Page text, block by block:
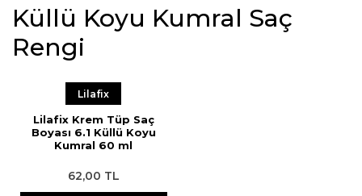
Küllü Koyu Kumral Saç
Rengi
Lilafix
Lilafix Krem Tüp Saç
Boyası 6.1 Küllü Koyu
Kumral 60 ml
62,00 TL